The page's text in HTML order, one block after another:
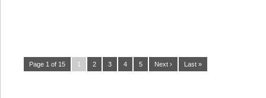
Page 1 of 15 1 2 3 4 5 Next › Last »